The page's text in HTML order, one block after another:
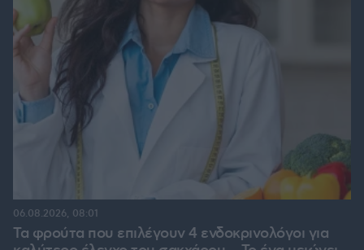
Τα φρούτα που επιλέγουν 4 ενδοκρινολόγοι για
06.08.2026, 08:01